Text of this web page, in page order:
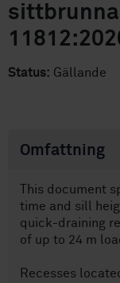
Status: Gällande
Omfattning
This document
time and sill
quick-draining
of up to 24 m
Recesses